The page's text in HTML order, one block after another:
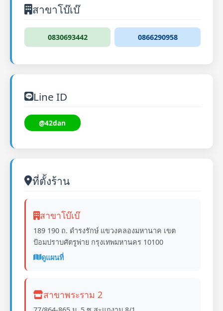
สาขาโบ๊เบ๊
0830693442 0866290958
Line ID
@42dan
ที่ตั้งร้าน
สาขาโบ๊เบ๊
189 190 ถ. ดำรงรักษ์ แขวงคลองมหานาค เขต
ป้อมปราบศัตรูพ่าย กรุงเทพมหานคร 10100
ดูแผนที่
สาขาพระราม 2